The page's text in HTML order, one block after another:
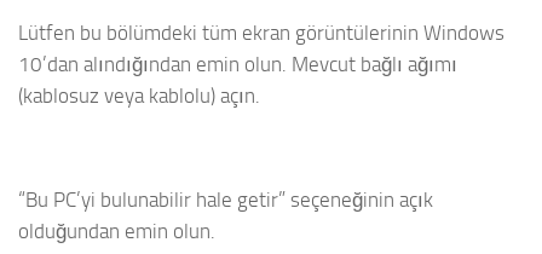
Lütfen bu bölümdeki tüm ekran görüntülerinin Windows
10’dan alındığından emin olun. Mevcut bağlı ağımı
(kablosuz veya kablolu) açın.
“Bu PC’yi bulunabilir hale getir” seçeneğinin açık
olduğundan emin olun.